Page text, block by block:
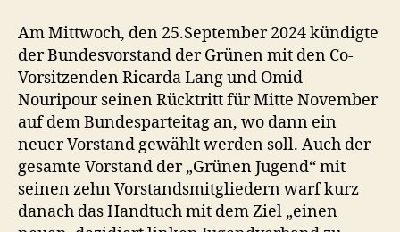
Am Mittwoch, den 25.September 2024 kündigte
der Bundesvorstand der Grünen mit den Co-
Vorsitzenden Ricarda Lang und Omid
Nouripour seinen Rücktritt für Mitte November
auf dem Bundesparteitag an, wo dann ein
neuer Vorstand gewählt werden soll. Auch der
gesamte Vorstand der „Grünen Jugend“ mit
seinen zehn Vorstandsmitgliedern warf kurz
danach das Handtuch mit dem Ziel „einen